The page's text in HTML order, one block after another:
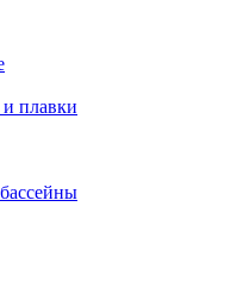
плавки